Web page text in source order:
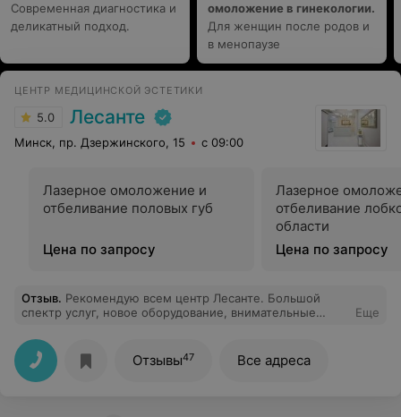
Современная диагностика и
деликатный подход.
омоложение в гинекологии.
Для женщин после родов и
в менопаузе
ЦЕНТР МЕДИЦИНСКОЙ ЭСТЕТИКИ
5.0 Лесанте
Минск, пр. Дзержинского, 15 с 09:00
Лазерное омоложение и
отбеливание половых губ
Цена по запросу
Лазерное
отбеливание
области
Цена по запросу
Отзыв. Рекомендую всем центр Лесанте. Большой
спектр услуг, новое оборудование, внимательные
эпиляции, довольна результатом. Всем рекомендую
Еще
Отзывы47 Все адреса